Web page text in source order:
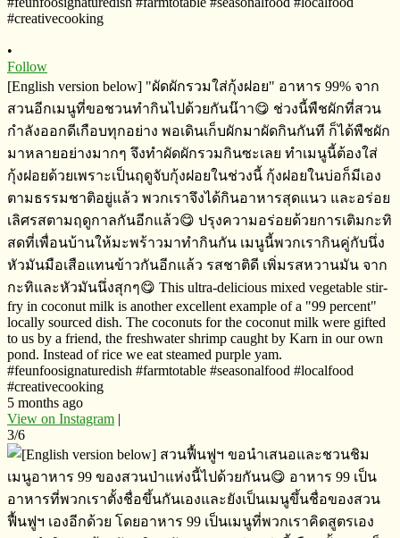
•
Follow
[English version below] "ผัดผักรวมใส่กุ้งฝอย" อาหาร​ 99% จาก
สวนอีกเมนู​ที่ขอชวนทำกินไปด้วยกันน๊าา😋 ช่วงนี้พืชผักที่สวน
กำลังออกดีเกือบทุกอย่าง​ พอเดินเก็บผักมาผัดกิน​กันที ก็ได้พืชผัก
มาหลายอย่างมากๆ​ จึงทำผัดผักรวมกินซะเลย ทำเมนูนี้ต้องใส่
กุ้งฝอยด้วยเพราะเป็นฤดูจับกุ้งฝอยในช่วงนี้​ กุ้งฝอยในบ่อก็มีเอง
ตาม​ธรรมชาติ​อยู่แล้ว​ พวกเราจึงได้กินอาหารสุดแนว​ และอร่อย
เลิศรสตามฤดูกาลกันอีกแล้ว😋 ปรุงความอร่อยด้วยการเติมกะทิ​
สดที่เพื่อนบ้านให้มะพร้าวมาทำกินกัน​ เมนูนี้พวกเรากินคู่กับนึ่ง
หัวมันมือเสือแทนข้าวกันอีกแล้ว​ รสชาติ​ดี​ เพิ่มรสหวานมัน​ จาก
กะทิและหัวมันนึ่งสุกๆ😋 This ultra-delicious mixed vegetable stir-
fry in coconut milk is another excellent example of a "99 percent"
locally sourced dish. The coconuts for the coconut milk were gifted
to us by a friend, the freshwater shrimp caught by Karn in our own
pond. Instead of rice we eat steamed purple yam.
#feunfoosignaturedish #farmtotable #seasonalfood #localfood
#creativecooking
5 months ago
View on Instagram |
3/6